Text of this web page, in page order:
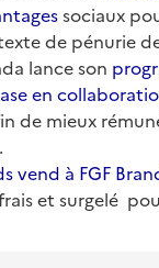
sociaux
de pénurie
lance son
en
de mieux
vend à FGF
et surgelé